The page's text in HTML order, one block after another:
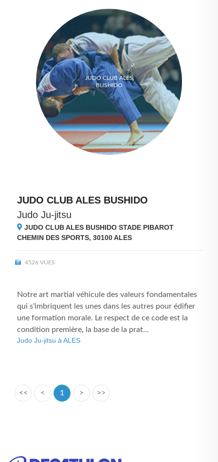
JUDO CLUB ALES
BUSHIDO
JUDO CLUB ALES BUSHIDO
Judo Ju-jitsu
JUDO CLUB ALES BUSHIDO STADE PIBAROT
CHEMIN DES SPORTS, 30100ALES
4526 VUES
Notre art martial véhicule des valeurs fondamentales
qui s'imbriquent les unes dans les autres pour édifier
une formation morale. Le respect de ce code est la
condition première, la base de la prat...
Judo Ju-jitsu à ALES
<< < 1 > >>